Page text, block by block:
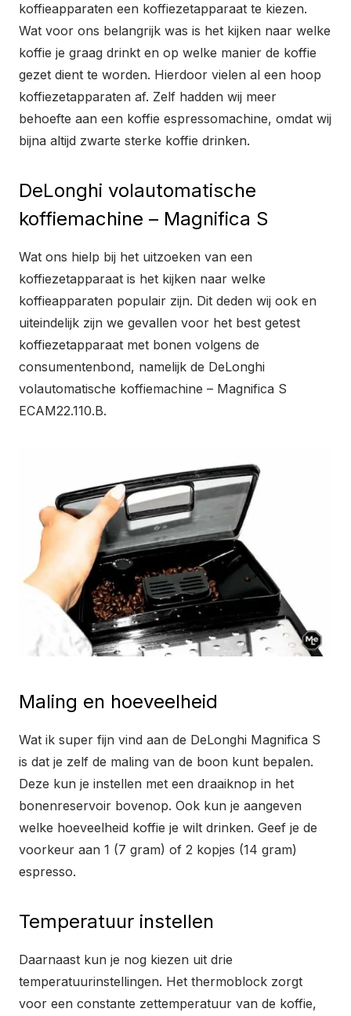
koffieapparaten een koffiezetapparaat te kiezen.
Wat voor ons belangrijk was is het kijken naar welke
koffie je graag drinkt en op welke manier de koffie
gezet dient te worden. Hierdoor vielen al een hoop
koffiezetapparaten af. Zelf hadden wij meer
behoefte aan een koffie espressomachine, omdat wij
bijna altijd zwarte sterke koffie drinken.
DeLonghi volautomatische
koffiemachine – Magnifica S
Wat ons hielp bij het uitzoeken van een
koffiezetapparaat is het kijken naar welke
koffieapparaten populair zijn. Dit deden wij ook en
uiteindelijk zijn we gevallen voor het best getest
koffiezetapparaat met bonen volgens de
consumentenbond, namelijk de DeLonghi
volautomatische koffiemachine – Magnifica S
ECAM22.110.B.
Maling en hoeveelheid
Wat ik super fijn vind aan de DeLonghi Magnifica S
is dat je zelf de maling van de boon kunt bepalen.
Deze kun je instellen met een draaiknop in het
bonenreservoir bovenop. Ook kun je aangeven
welke hoeveelheid koffie je wilt drinken. Geef je de
voorkeur aan 1 (7 gram) of 2 kopjes (14 gram)
espresso.
Temperatuur instellen
Daarnaast kun je nog kiezen uit drie
temperatuurinstellingen. Het thermoblock zorgt
voor een constante zettemperatuur van de koffie,